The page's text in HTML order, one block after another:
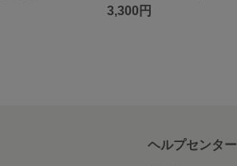
3,300円
ヘルプセンター